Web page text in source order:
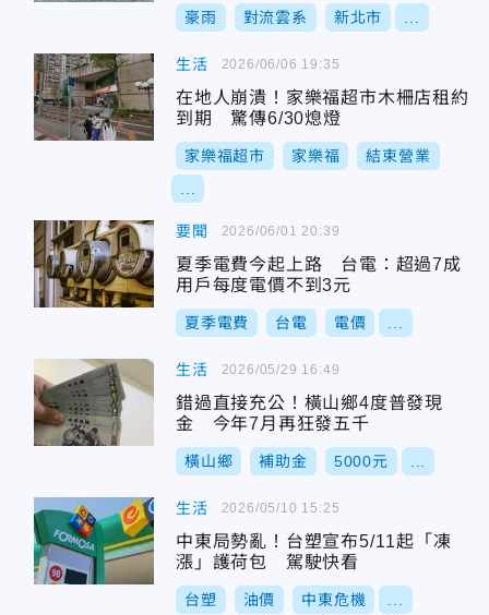
豪雨 對流雲系 新北市
生活
在地人崩潰！家樂福超市木柵店租約
到期 驚傳6/30熄燈
家樂福超市 家樂福 結束營業
2026/06/06 19:35
要聞
夏季電費今起上路 台電：超過7成
用戶每度電價不到3元
夏季電費 台電 電價
2026/06/01 20:39
生活
錯過直接充公！橫山鄉4度普發現
金 今年7月再狂發五千
橫山鄉 補助金 5000元
2026/05/29 16:49
生活
中東局勢亂！台塑宣布5/11起「凍
漲」護荷包 駕駛快看
台塑 油價 中東危機
2026/05/10 15:25